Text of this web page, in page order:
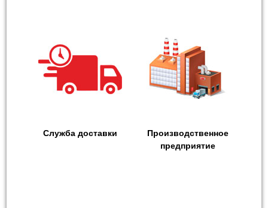
Служба доставки
Производственное
предприятие